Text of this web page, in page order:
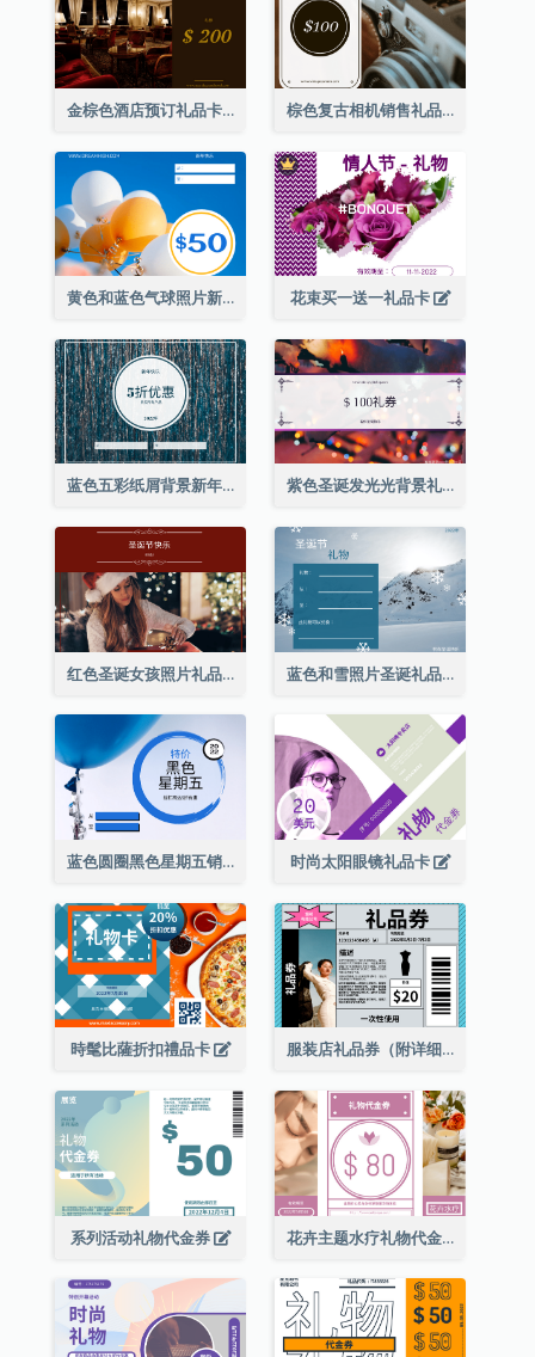
金棕色酒店预订礼品卡 棕色复古相机销售礼品卡
黄色和蓝色气球照片新年礼品卡 花束买一送一礼品卡
蓝色五彩纸屑背景新年销售礼品卡 紫色圣诞发光光背景礼品卡
红色圣诞女孩照片礼品卡 蓝色和雪照片圣诞礼品卡
蓝色圆圈黑色星期五销售礼品卡 时尚太阳眼镜礼品卡
時髦比薩折扣禮品卡 服装店礼品券（附详细资讯）
系列活动礼物代金券 花卉主题水疗礼物代金券